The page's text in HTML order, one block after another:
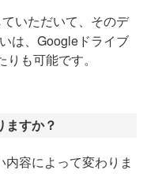
いただいて、そのデ
は、Googleドライブ
も可能です。
ますか？
容によって変わりま